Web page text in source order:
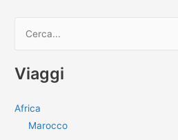
c
Viaggi
Africa
Marocco